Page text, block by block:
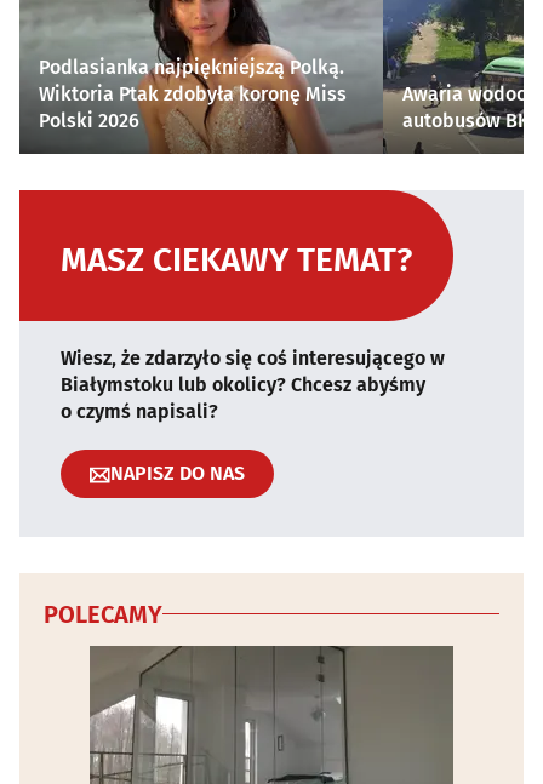
Podlasianka najpiękniejszą Polką.
Wiktoria Ptak zdobyła koronę Miss
Polski 2026
Awaria
autobusów
MASZ CIEKAWY TEMAT?
Wiesz, że zdarzyło się coś interesującego w
Białymstoku lub okolicy? Chcesz abyśmy
o czymś napisali?
NAPISZ DO NAS
POLECAMY